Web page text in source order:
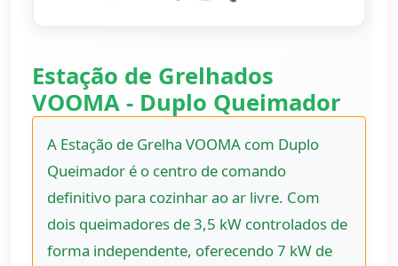
Estação de Grelhados
VOOMA - Duplo Queimador
A Estação de Grelha VOOMA com Duplo
Queimador é o centro de comando
definitivo para cozinhar ao ar livre. Com
dois queimadores de 3,5 kW controlados de
forma independente, oferecendo 7 kW de